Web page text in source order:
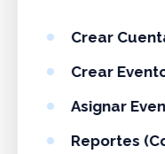
Crear
Crear
Asignar
Reportes